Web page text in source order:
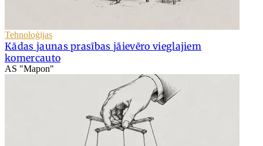
Tehnoloģijas
Kādas jaunas prasības jāievēro vieglajiem
komercauto
AS "Mapon"